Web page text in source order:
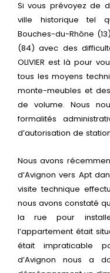
Si vous prévoyez de
ville historique tel
Bouches-du-Rhône
(84) avec des
OLIVIER est là pour
tous les moyens
monte-meubles et
de volume. Nous
formalités
d’autorisation de
Nous avons
d’Avignon vers Apt
visite technique
nous avons constaté
la rue pour
l’appartement était
était impraticable
d’Avignon nous a